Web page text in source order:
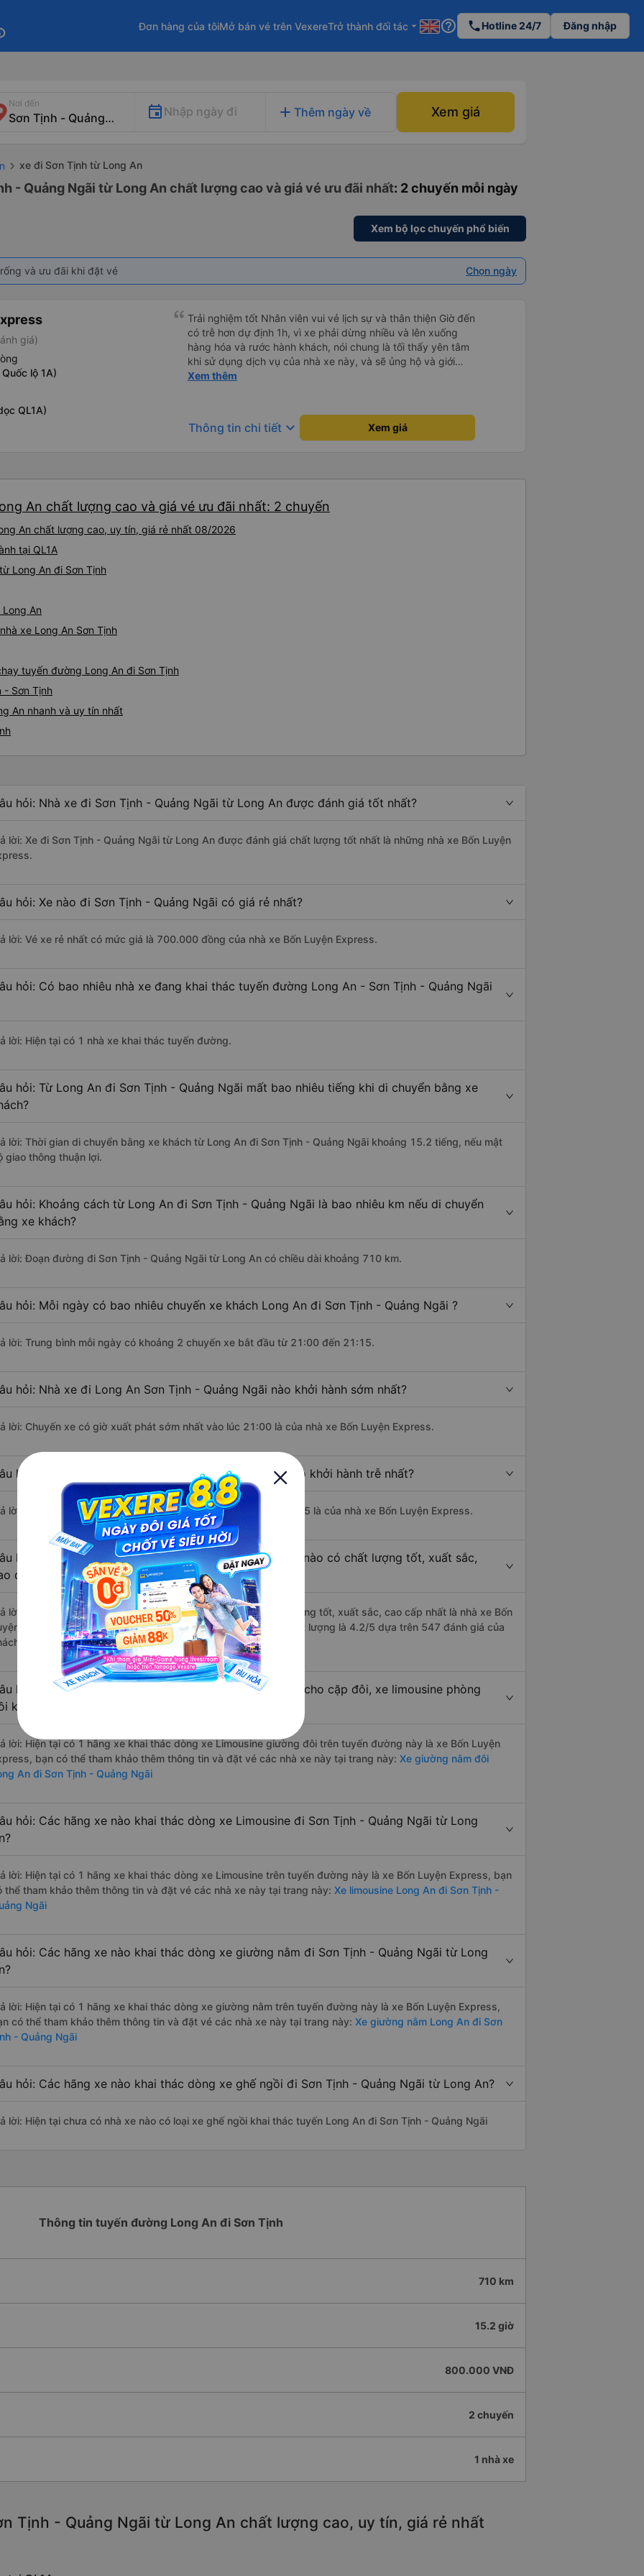
Đơn hàng của tôiMở bán vé trên VexereTrở thành đối tác arrow_drop_down help_outline phoneHotline 24/7 Đăng nhập
Nơi đến
Nhập ngày đi add Thêm ngày về Xem giá
xe đi Sơn Tịnh từ Long An
- Quảng Ngãi từ Long An chất lượng cao và giá vé ưu đãi nhất: 2 chuyến mỗi ngày
Xem bộ lọc chuyến phổ biến
và ưu đãi khi đặt vé Chọn ngày
giá)
lộ 1A)
QL1A)
Trải nghiệm tốt Nhân viên vui vẻ lịch sự và thân thiện Giờ đến
có trễ hơn dự định 1h, vì xe phải dừng nhiều và lên xuống
hàng hóa và rước hành khách, nói chung là tối thấy yên tâm
khi sử dụng dịch vụ của nhà xe này, và sẽ ủng hộ và giới
thiệu cho người thân sử dụng dịch vụ của nhà xe này
Xem thêm
Thông tin chi tiết keyboard_arrow_down Xem giá
An chất lượng cao và giá vé ưu đãi nhất: 2 chuyến
An chất lượng cao, uy tín, giá rẻ nhất 08/2026
tại QL1A
Long An đi Sơn Tịnh
An
xe Long An Sơn Tịnh
tuyến đường Long An đi Sơn Tịnh
- Sơn Tịnh
An nhanh và uy tín nhất
hỏi: Nhà xe đi Sơn Tịnh - Quảng Ngãi từ Long An được đánh giá tốt nhất?
lời: Xe đi Sơn Tịnh - Quảng Ngãi từ Long An được đánh giá chất lượng tốt nhất là những nhà xe Bốn Luyện
hỏi: Xe nào đi Sơn Tịnh - Quảng Ngãi có giá rẻ nhất?
lời: Vé xe rẻ nhất có mức giá là 700.000 đồng của nhà xe Bốn Luyện Express.
hỏi: Có bao nhiêu nhà xe đang khai thác tuyến đường Long An - Sơn Tịnh - Quảng Ngãi
lời: Hiện tại có 1 nhà xe khai thác tuyến đường.
hỏi: Từ Long An đi Sơn Tịnh - Quảng Ngãi mất bao nhiêu tiếng khi di chuyển bằng xe
lời: Thời gian di chuyển bằng xe khách từ Long An đi Sơn Tịnh - Quảng Ngãi khoảng 15.2 tiếng, nếu mật
giao thông thuận lợi.
hỏi: Khoảng cách từ Long An đi Sơn Tịnh - Quảng Ngãi là bao nhiêu km nếu di chuyển
xe khách?
lời: Đoạn đường đi Sơn Tịnh - Quảng Ngãi từ Long An có chiều dài khoảng 710 km.
hỏi: Mỗi ngày có bao nhiêu chuyến xe khách Long An đi Sơn Tịnh - Quảng Ngãi ?
lời: Trung bình mỗi ngày có khoảng 2 chuyến xe bắt đầu từ 21:00 đến 21:15.
hỏi: Nhà xe đi Long An Sơn Tịnh - Quảng Ngãi nào khởi hành sớm nhất?
lời: Chuyến xe có giờ xuất phát sớm nhất vào lúc 21:00 là của nhà xe Bốn Luyện Express.
hỏi: Nhà xe đi Sơn Tịnh - Quảng Ngãi từ Long An nào khởi hành trễ nhất?
lời: Chuyến xe có giờ xuất phát trễ (muộn) nhất là vào lúc 21:15 là của nhà xe Bốn Luyện Express.
hỏi: Review xe đi Sơn Tịnh - Quảng Ngãi từ Long An nào có chất lượng tốt, xuất sắc,
cấp nhất?
lời: Những hãng xe đi Long An Sơn Tịnh - Quảng Ngãi chất lượng tốt, xuất sắc, cao cấp nhất là nhà xe Bốn
Express đi Sơn Tịnh - Quảng Ngãi từ Long An với điểm chất lượng là 4.2/5 dựa trên 547 đánh giá của
hàng).
hỏi: Có loại xe Long An Sơn Tịnh - Quảng Ngãi dành cho cặp đôi, xe limousine phòng
không?
lời: Hiện tại có 1 hãng xe khai thác dòng xe Limousine giường đôi trên tuyến đường này là xe Bốn Luyện
bạn có thể tham khảo thêm thông tin và đặt vé các nhà xe này tại trang này: Xe giường nằm đôi
An đi Sơn Tịnh - Quảng Ngãi
hỏi: Các hãng xe nào khai thác dòng xe Limousine đi Sơn Tịnh - Quảng Ngãi từ Long
lời: Hiện tại có 1 hãng xe khai thác dòng xe Limousine trên tuyến đường này là xe Bốn Luyện Express, bạn
thể tham khảo thêm thông tin và đặt vé các nhà xe này tại trang này: Xe limousine Long An đi Sơn Tịnh -
Ngãi
hỏi: Các hãng xe nào khai thác dòng xe giường nằm đi Sơn Tịnh - Quảng Ngãi từ Long
lời: Hiện tại có 1 hãng xe khai thác dòng xe giường nằm trên tuyến đường này là xe Bốn Luyện Express,
có thể tham khảo thêm thông tin và đặt vé các nhà xe này tại trang này: Xe giường nằm Long An đi Sơn
- Quảng Ngãi
hỏi: Các hãng xe nào khai thác dòng xe ghế ngồi đi Sơn Tịnh - Quảng Ngãi từ Long An?
lời: Hiện tại chưa có nhà xe nào có loại xe ghế ngồi khai thác tuyến Long An đi Sơn Tịnh - Quảng Ngãi
Thông tin tuyến đường Long An đi Sơn Tịnh
710 km
15.2 giờ
800.000 VNĐ
2 chuyến
1 nhà xe
Tịnh - Quảng Ngãi từ Long An chất lượng cao, uy tín, giá rẻ nhất